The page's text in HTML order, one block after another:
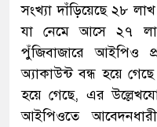
সংখ্যা দাঁড়িয়েছে ২৮
যা নেমে আসে ২৭
পুঁজিবাজারে আইপিও
অ্যাকাউন্ট বন্ধ হয়ে
হয়ে গেছে, এর
আইপিওতে